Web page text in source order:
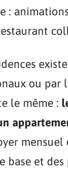
:
ou par
le même :
base et